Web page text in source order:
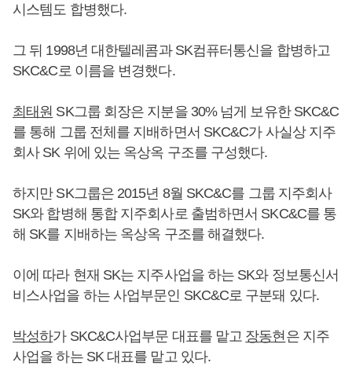
시스템도 합병했다.
그 뒤 1998년 대한텔레콤과 SK컴퓨터통신을 합병하고
SKC&C로 이름을 변경했다.
최태원 SK그룹 회장은 지분을 30% 넘게 보유한 SKC&C
를 통해 그룹 전체를 지배하면서 SKC&C가 사실상 지주
회사 SK 위에 있는 옥상옥 구조를 구성했다.
하지만 SK그룹은 2015년 8월 SKC&C를 그룹 지주회사
SK와 합병해 통합 지주회사로 출범하면서 SKC&C를 통
해 SK를 지배하는 옥상옥 구조를 해결했다.
이에 따라 현재 SK는 지주사업을 하는 SK와 정보통신서
비스사업을 하는 사업부문인 SKC&C로 구분돼 있다.
박성하가 SKC&C사업부문 대표를 맡고 장동현 은 지주
사업을 하는 SK 대표를 맡고 있다.